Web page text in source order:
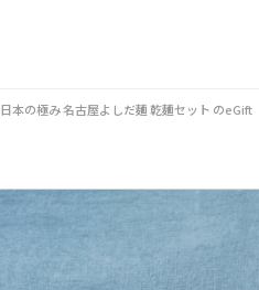
日本の極み 名古屋よしだ麺 乾麺セット のeGift